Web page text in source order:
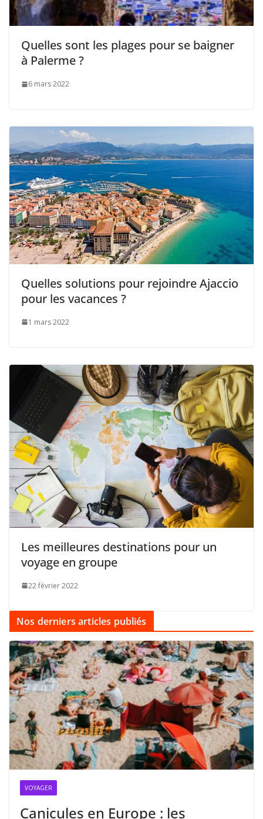
Quelles sont les plages pour se baigner
à Palerme ?
6 mars 2022
Quelles solutions pour rejoindre Ajaccio
pour les vacances ?
1 mars 2022
Les meilleures destinations pour un
voyage en groupe
22 février 2022
Nos derniers articles publiés
VOYAGER
Canicules en Europe : les